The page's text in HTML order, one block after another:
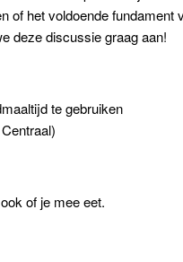
of het voldoende
deze discussie graag aan!
te gebruiken
of je mee eet.